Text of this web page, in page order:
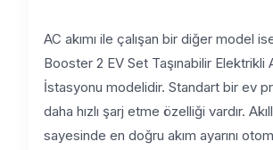
AC akımı ile çalışan bir diğer model
Booster 2 EV Set Taşınabilir Elektrikli
İstasyonu modelidir. Standart bir ev
daha hızlı şarj etme özelliği vardır.
sayesinde en doğru akım ayarını